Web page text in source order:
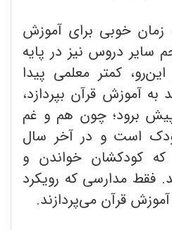
خوبی برای آموزش
سایر دروس نیز در پایه
کمتر معلمی پیدا
آموزش قرآن بپردازد،
برود؛ چون هم و غم
است و در آخر سال
که کودکشان خواندن و
فقط مدارسی که رویکرد
آموزش قرآن می‌پردازند.